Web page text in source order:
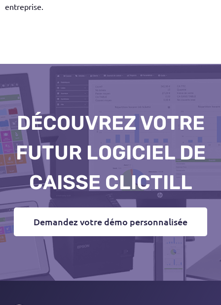
entreprise.
DÉCOUVREZ VOTRE
FUTUR LOGICIEL DE
CAISSE CLICTILL
Demandez votre démo personnalisée